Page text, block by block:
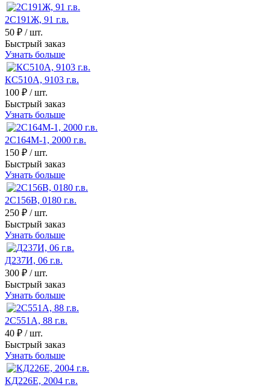
2С191Ж, 91 г.в.
50 ₽ / шт.
Быстрый заказ
Узнать больше
КС510А, 9103 г.в.
100 ₽ / шт.
Быстрый заказ
Узнать больше
2С164М-1, 2000 г.в.
150 ₽ / шт.
Быстрый заказ
Узнать больше
2С156В, 0180 г.в.
250 ₽ / шт.
Быстрый заказ
Узнать больше
Д237И, 06 г.в.
300 ₽ / шт.
Быстрый заказ
Узнать больше
2С551А, 88 г.в.
40 ₽ / шт.
Быстрый заказ
Узнать больше
КД226Е, 2004 г.в.